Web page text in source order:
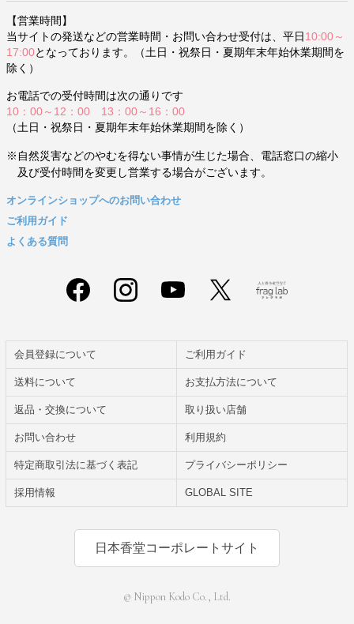
【営業時間】
当サイトの発送などの営業時間・お問い合わせ受付は、平日 10:00～
17:00となっております。（土日・祝祭日・夏期年末年始休業期間を
除く）
お電話での受付時間は次の通りです
10：00～12：00 13：00～16：00
（土日・祝祭日・夏期年末年始休業期間を除く）
※自然災害などのやむを得ない事情が生じた場合、電話窓口の縮小
及び受付時間を変更し営業する場合がございます。
オンラインショップへのお問い合わせ
ご利用ガイド
よくある質問
会員登録について ご利用ガイド
送料について お支払方法について
返品・交換について 取り扱い店舗
お問い合わせ 利用規約
特定商取引法に基づく表記 プライバシーポリシー
採用情報 GLOBAL SITE
日本香堂コーポレートサイト
© Nippon Kodo Co., Ltd.